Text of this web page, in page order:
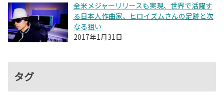
全米メジャーリリースも実現、世界で活躍す
る日本人作曲家、ヒロイズムさんの足跡と次
なる狙い
2017年1月31日
タグ